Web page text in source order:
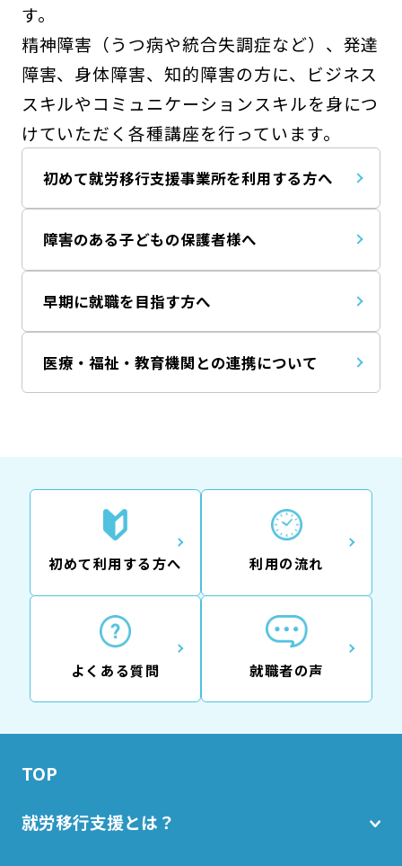
す。
精神障害（うつ病や統合失調症など）、発達
障害、身体障害、知的障害の方に、ビジネス
スキルやコミュニケーションスキルを身につ
けていただく各種講座を行っています。
初めて就労移行支援事業所を利用する方へ
障害のある子どもの保護者様へ
早期に就職を目指す方へ
医療・福祉・教育機関との連携について
初めて利用する方へ 利用の流れ
よくある質問 就職者の声
TOP
就労移行支援とは？